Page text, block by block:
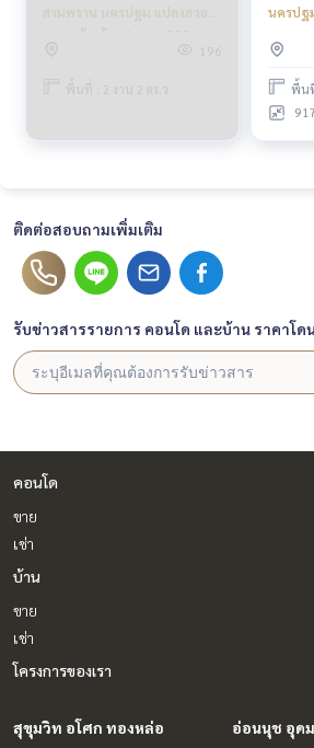
สามพราน นครปฐม แปลงสวย
ถนนหน้ากว้าง 6 เมตร 202
ตารางวา 2.59 ล้าน
196
พื้นที่ : 2 งาน 2 ตร.ว.
นครปฐ
พื้น
ติดต่อสอบถามเพิ่มเติม
รับข่าวสารรายการ คอนโด และบ้าน ราคาโด
คอนโด
ขาย
เช่า
บ้าน
ขาย
เช่า
โครงการของเรา
สุขุมวิท อโศก ทองหล่อ
อ่อนนุช อุด